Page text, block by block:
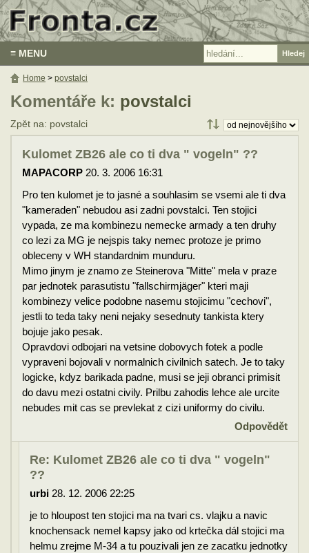
≡ MENU
Komentáře k: povstalci
Zpět na: povstalci
Kulomet ZB26 ale co ti dva " vogeln" ??
MAPACORP 20. 3. 2006 16:31
Pro ten kulomet je to jasné a souhlasim se vsemi ale ti dva
"kameraden" nebudou asi zadni povstalci. Ten stojici
vypada, ze ma kombinezu nemecke armady a ten druhy
co lezi za MG je nejspis taky nemec protoze je primo
obleceny v WH standardnim munduru.
Mimo jinym je znamo ze Steinerova "Mitte" mela v praze
par jednotek parasutistu "fallschirmjäger" kteri maji
kombinezy velice podobne nasemu stojicimu "cechovi",
jestli to teda taky neni nejaky sesednuty tankista ktery
bojuje jako pesak.
Opravdovi odbojari na vetsine dobovych fotek a podle
vypraveni bojovali v normalnich civilnich satech. Je to taky
logicke, kdyz barikada padne, musi se jeji obranci primisit
do davu mezi ostatni civily. Prilbu zahodis lehce ale urcite
nebudes mit cas se prevlekat z cizi uniformy do civilu.
Odpovědět
Re: Kulomet ZB26 ale co ti dva " vogeln"
??
urbi 28. 12. 2006 22:25
je to hloupost ten stojici ma na tvari cs. vlajku a navic
knochensack nemel kapsy jako od krtečka dál stojici ma
helmu zrejme M-34 a tu pouzivali jen ze zacatku jednotky
Home > povstalci